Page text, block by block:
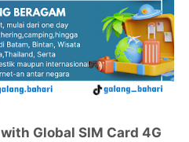
Global SIM Card 4G